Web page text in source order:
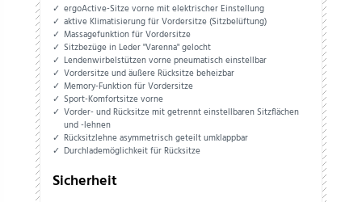
ergoActive-Sitze vorne mit elektrischer Einstellung
aktive Klimatisierung für Vordersitze (Sitzbelüftung)
Massagefunktion für Vordersitze
Sitzbezüge in Leder "Varenna" gelocht
Lendenwirbelstützen vorne pneumatisch einstellbar
Vordersitze und äußere Rücksitze beheizbar
Memory-Funktion für Vordersitze
Sport-Komfortsitze vorne
Vorder- und Rücksitze mit getrennt einstellbaren Sitzflächen
und -lehnen
Rücksitzlehne asymmetrisch geteilt umklappbar
Durchlademöglichkeit für Rücksitze
Sicherheit